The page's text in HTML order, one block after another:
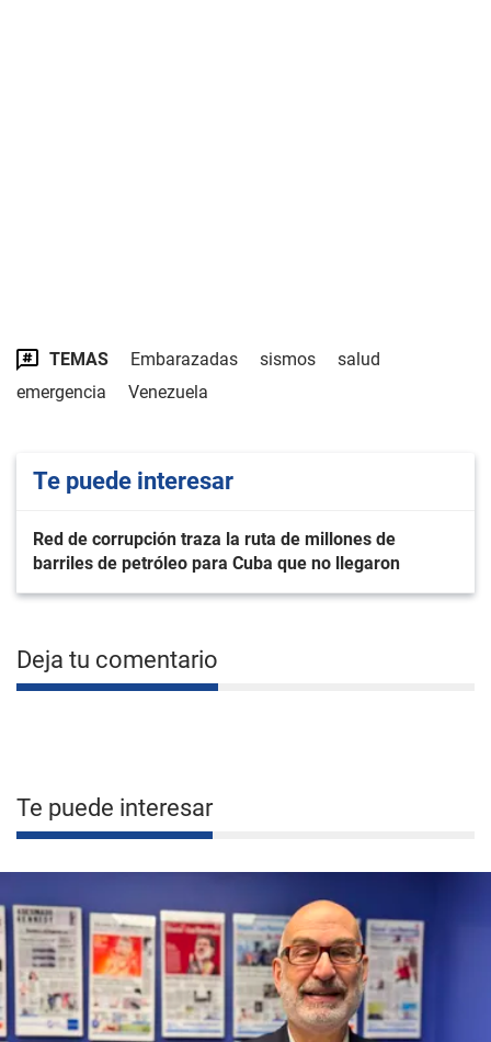
TEMAS Embarazadas sismos
salud
emergencia
Venezuela
Te puede interesar
Red de corrupción traza la ruta de millones de
barriles de petróleo para Cuba que no llegaron
Deja tu comentario
Te puede interesar